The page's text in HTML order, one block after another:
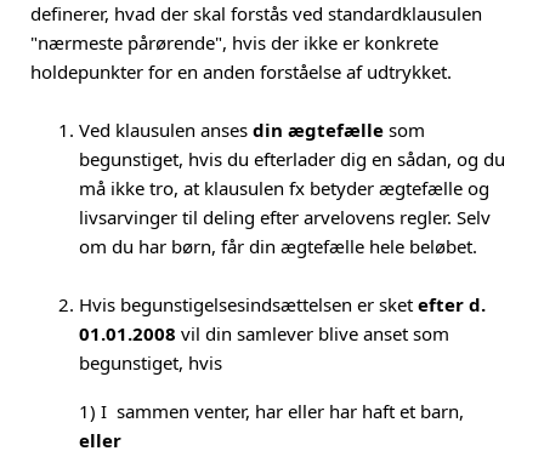
definerer, hvad der skal forstås ved standardklausulen
"nærmeste pårørende", hvis der ikke er konkrete
holdepunkter for en anden forståelse af udtrykket.
Ved klausulen anses din ægtefælle som
begunstiget, hvis du efterlader dig en sådan, og du
må ikke tro, at klausulen fx betyder ægtefælle og
livsarvinger til deling efter arvelovens regler. Selv
om du har børn, får din ægtefælle hele beløbet.
Hvis begunstigelsesindsættelsen er sket efter d.
01.01.2008 vil din samlever blive anset som
begunstiget, hvis
1) I sammen venter, har eller har haft et barn,
eller